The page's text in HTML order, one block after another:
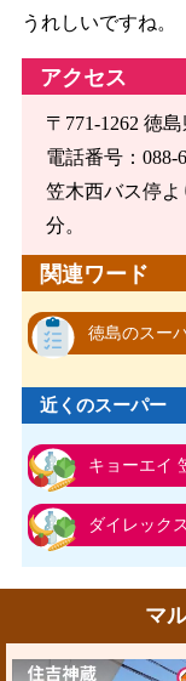
うれしいですね。
アクセス
〒771-1262 徳
電話番号：088-
笠木西バス停
分。
関連ワード
徳島のスー
近くのスーパー
キョーエイ
ダイレック
マ